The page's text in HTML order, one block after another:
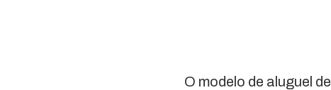
O modelo de aluguel de